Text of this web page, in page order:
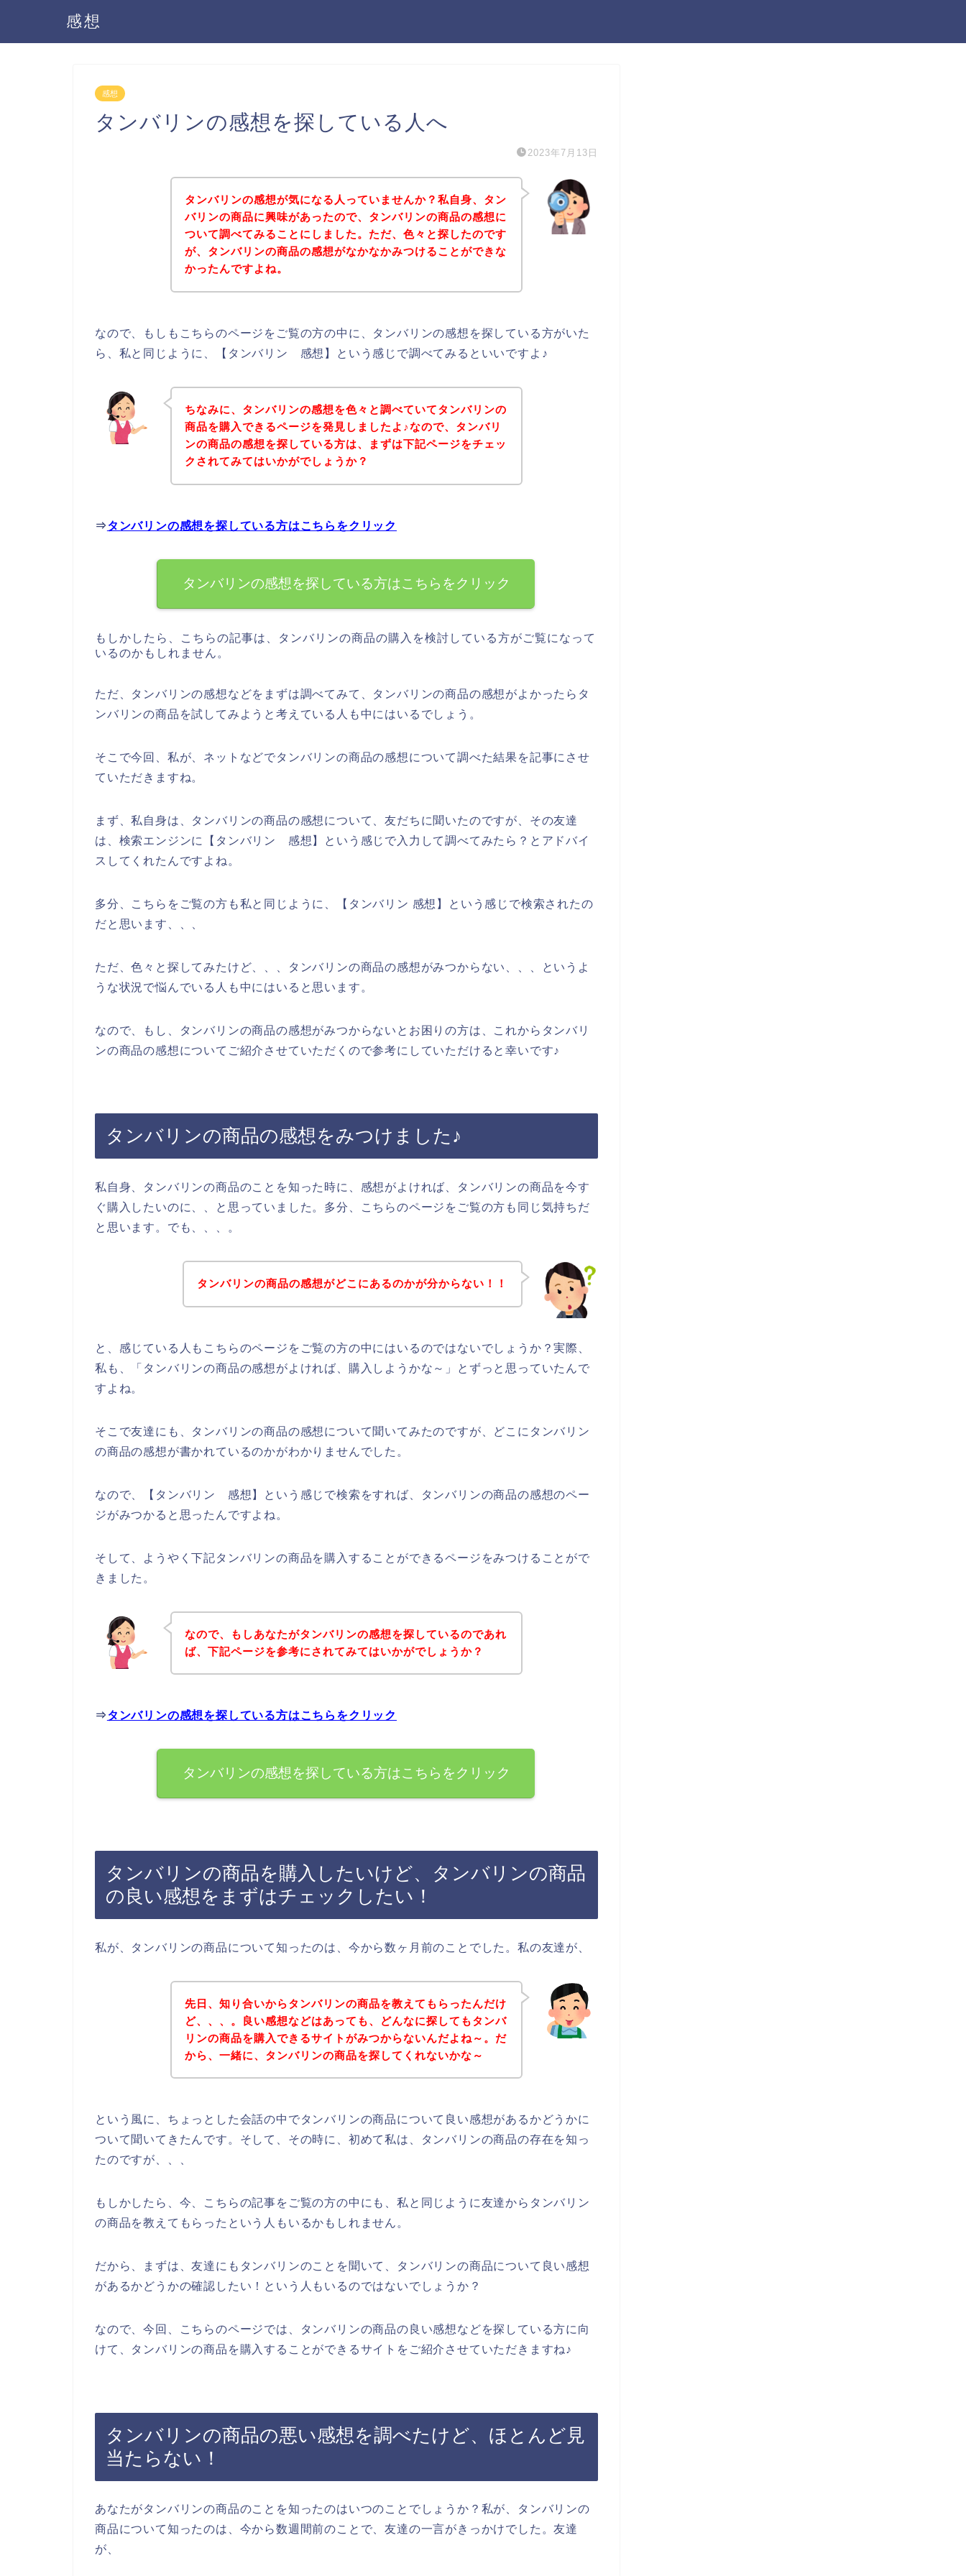
感想
感想
タンバリンの感想を探している人へ
2023年7月13日
タンバリンの感想が気になる人っていませんか？私自身、タン
バリンの商品に興味があったので、タンバリンの商品の感想に
ついて調べてみることにしました。ただ、色々と探したのです
が、タンバリンの商品の感想がなかなかみつけることができな
かったんですよね。
なので、もしもこちらのページをご覧の方の中に、タンバリンの感想を探している方がいた
ら、私と同じように、【タンバリン 感想】という感じで調べてみるといいですよ♪
ちなみに、タンバリンの感想を色々と調べていてタンバリンの
商品を購入できるページを発見しましたよ♪なので、タンバリ
ンの商品の感想を探している方は、まずは下記ページをチェッ
クされてみてはいかがでしょうか？
⇒タンバリンの感想を探している方はこちらをクリック
タンバリンの感想を探している方はこちらをクリック
もしかしたら、こちらの記事は、タンバリンの商品の購入を検討している方がご覧になって
いるのかもしれません。
ただ、タンバリンの感想などをまずは調べてみて、タンバリンの商品の感想がよかったらタ
ンバリンの商品を試してみようと考えている人も中にはいるでしょう。
そこで今回、私が、ネットなどでタンバリンの商品の感想について調べた結果を記事にさせ
ていただきますね。
まず、私自身は、タンバリンの商品の感想について、友だちに聞いたのですが、その友達
は、検索エンジンに【タンバリン 感想】という感じで入力して調べてみたら？とアドバイ
スしてくれたんですよね。
多分、こちらをご覧の方も私と同じように、【タンバリン 感想】という感じで検索されたの
だと思います、、、
ただ、色々と探してみたけど、、、タンバリンの商品の感想がみつからない、、、というよ
うな状況で悩んでいる人も中にはいると思います。
なので、もし、タンバリンの商品の感想がみつからないとお困りの方は、これからタンバリ
ンの商品の感想についてご紹介させていただくので参考にしていただけると幸いです♪
タンバリンの商品の感想をみつけました♪
私自身、タンバリンの商品のことを知った時に、感想がよければ、タンバリンの商品を今す
ぐ購入したいのに、、と思っていました。多分、こちらのページをご覧の方も同じ気持ちだ
と思います。でも、、、。
タンバリンの商品の感想がどこにあるのかが分からない！！
と、感じている人もこちらのページをご覧の方の中にはいるのではないでしょうか？実際、
私も、「タンバリンの商品の感想がよければ、購入しようかな～」とずっと思っていたんで
すよね。
そこで友達にも、タンバリンの商品の感想について聞いてみたのですが、どこにタンバリン
の商品の感想が書かれているのかがわかりませんでした。
なので、【タンバリン 感想】という感じで検索をすれば、タンバリンの商品の感想のペー
ジがみつかると思ったんですよね。
そして、ようやく下記タンバリンの商品を購入することができるページをみつけることがで
きました。
なので、もしあなたがタンバリンの感想を探しているのであれ
ば、下記ページを参考にされてみてはいかがでしょうか？
⇒タンバリンの感想を探している方はこちらをクリック
タンバリンの感想を探している方はこちらをクリック
タンバリンの商品を購入したいけど、タンバリンの商品
の良い感想をまずはチェックしたい！
私が、タンバリンの商品について知ったのは、今から数ヶ月前のことでした。私の友達が、
先日、知り合いからタンバリンの商品を教えてもらったんだけ
ど、、、。良い感想などはあっても、どんなに探してもタンバ
リンの商品を購入できるサイトがみつからないんだよね～。だ
から、一緒に、タンバリンの商品を探してくれないかな～
という風に、ちょっとした会話の中でタンバリンの商品について良い感想があるかどうかに
ついて聞いてきたんです。そして、その時に、初めて私は、タンバリンの商品の存在を知っ
たのですが、、、
もしかしたら、今、こちらの記事をご覧の方の中にも、私と同じように友達からタンバリン
の商品を教えてもらったという人もいるかもしれません。
だから、まずは、友達にもタンバリンのことを聞いて、タンバリンの商品について良い感想
があるかどうかの確認したい！という人もいるのではないでしょうか？
なので、今回、こちらのページでは、タンバリンの商品の良い感想などを探している方に向
けて、タンバリンの商品を購入することができるサイトをご紹介させていただきますね♪
タンバリンの商品の悪い感想を調べたけど、ほとんど見
当たらない！
あなたがタンバリンの商品のことを知ったのはいつのことでしょうか？私が、タンバリンの
商品について知ったのは、今から数週間前のことで、友達の一言がきっかけでした。友達
が、